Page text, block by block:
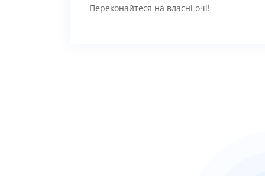
Переконайтеся на власні очі!